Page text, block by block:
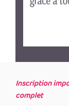
Inscription
complet